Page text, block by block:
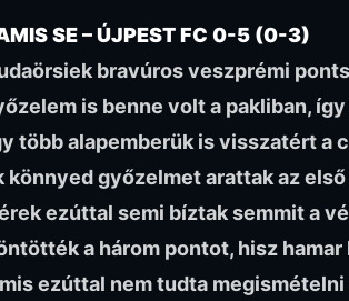
SE – ÚJPEST FC 0-5 (0-3)
bravúros veszprémi
is benne volt a pakliban,
több alapemberük is visszatért a
könnyed győzelmet arattak az
ezúttal semi bíztak semmit a
a három pontot, hisz
ezúttal nem tudta